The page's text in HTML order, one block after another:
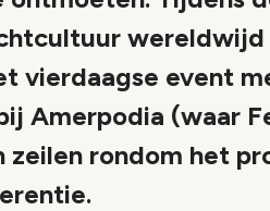
vierdaagse event
Amerpodia (waar
zeilen rondom het